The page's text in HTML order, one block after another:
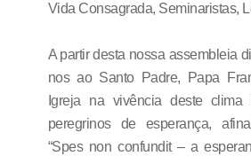
Vida Consagrada, Seminaristas,
A partir desta nossa assembleia
nos ao Santo Padre, Papa
Igreja na vivência deste
peregrinos de esperança,
“Spes non confundit – a